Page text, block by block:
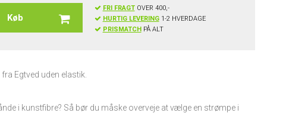
Køb
FRI FRAGTOVER 400,-
HURTIG LEVERING1-2 HVERDAGE
PRISMATCH PÅ ALT
Egtved uden elastik.
i kunstfibre? Så bør du måske overveje at vælge en strømpe i